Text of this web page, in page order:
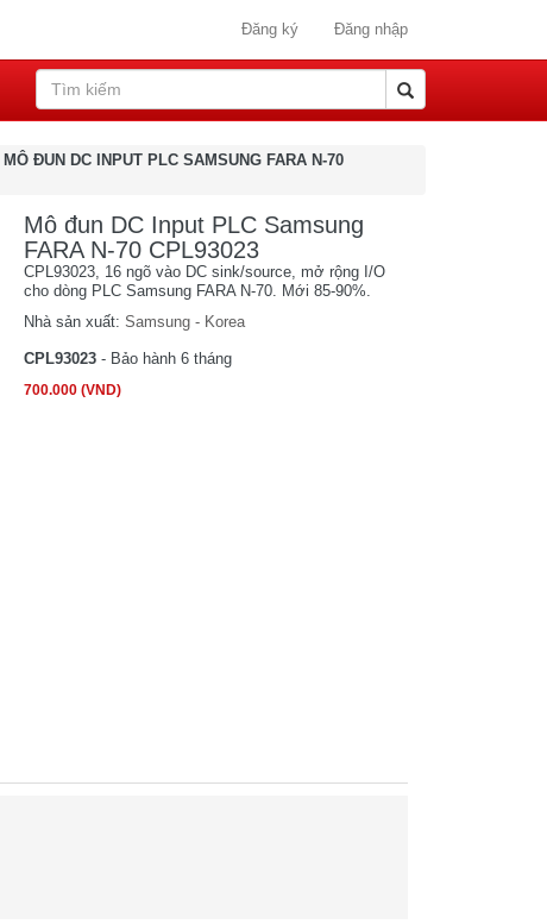
Đăng ký Đăng nhập
MÔ ĐUN DC INPUT PLC SAMSUNG FARA N-70
Mô đun DC Input PLC Samsung
FARA N-70 CPL93023
CPL93023, 16 ngõ vào DC sink/source, mở rộng I/O
cho dòng PLC Samsung FARA N-70. Mới 85-90%.
Nhà sản xuất: Samsung - Korea
CPL93023- Bảo hành 6 tháng
700.000 (VND)